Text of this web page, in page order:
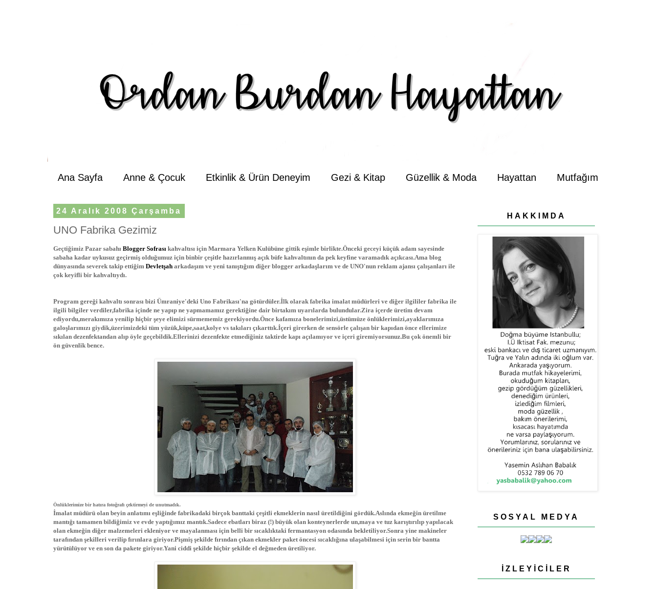
Ana Sayfa Anne & Çocuk Etkinlik & Ürün Deneyim Gezi & Kitap Güzellik & Moda Hayattan Mutfağım
24 Aralık 2008 Çarşamba
UNO Fabrika Gezimiz
Geçtiğimiz Pazar sabahı Blogger Sofrası kahvaltısı için Marmara Yelken Kulübüne gittik eşimle birlikte.Önceki geceyi küçük adam sayesinde
sabaha kadar uykusuz geçirmiş olduğumuz için binbir çeşitle hazırlanmış açık büfe kahvaltının da pek keyfine varamadık açıkcası.Ama blog
dünyasında severek takip ettiğim Devletşah arkadaşım ve yeni tanıştığım diğer blogger arkadaşlarım ve de UNO'nun reklam ajansı çalışanları ile
çok keyifli bir kahvaltıydı.
Program gereği kahvaltı sonrası bizi Ümraniye'deki Uno Fabrikası'na götürdüler.İlk olarak fabrika imalat müdürleri ve diğer ilgililer fabrika ile
ilgili bilgiler verdiler,fabrika içinde ne yapıp ne yapmamamız gerektiğine dair birtakım uyarılarda bulundular.Zira içerde üretim devam
ediyordu,merakımıza yenilip hiçbir şeye elimizi sürmememiz gerekiyordu.Önce kafamıza bonelerimizi,üstümüze önlüklerimizi,ayaklarımıza
galoşlarımızı giydik,üzerimizdeki tüm yüzük,küpe,saat,kolye vs takıları çıkarttık.İçeri girerken de sensörle çalışan bir kapıdan önce ellerimize
sıkılan dezenfektandan alıp öyle geçebildik.Ellerinizi dezenfekte etmediğiniz taktirde kapı açılamıyor ve içeri giremiyorsunuz.Bu çok önemli bir
ön güvenlik bence.
Önlüklerimize bir hatıra fotoğrafı çektirmeyi de unutmadık.
İmalat müdürü olan beyin anlatımı eşliğinde fabrikadaki birçok banttaki çeşitli ekmeklerin nasıl üretildiğini gördük.Aslında ekmeğin üretilme
mantığı tamamen bildiğimiz ve evde yaptığımız mantık.Sadece ebatları biraz (!) büyük olan konteynerlerde un,maya ve tuz karıştırılıp yapılacak
olan ekmeğin diğer malzemeleri ekleniyor ve mayalanması için belli bir sıcaklıktaki fermantasyon odasında bekletiliyor.Sonra yine makineler
tarafından şekilleri verilip fırınlara giriyor.Pişmiş şekilde fırından çıkan ekmekler paket öncesi sıcaklığına ulaşabilmesi için serin bir bantta
yürütülüyor ve en son da pakete giriyor.Yani ciddi şekilde hiçbir şekilde el değmeden üretiliyor.
HAKKIMDA
SOSYAL MEDYA
İZLEYICILER